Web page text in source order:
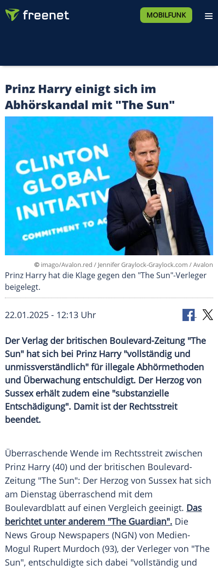
MOBILFUNK
Prinz Harry einigt sich im
Abhörskandal mit "The Sun"
© imago/Avalon.red / Jennifer Graylock-Graylock.com / Avalon
Prinz Harry hat die Klage gegen den "The Sun"-Verleger
beigelegt.
22.01.2025 - 12:13 Uhr
Der Verlag der britischen Boulevard-Zeitung "The
Sun" hat sich bei Prinz Harry "vollständig und
unmissverständlich" für illegale Abhörmethoden
und Überwachung entschuldigt. Der Herzog von
Sussex erhält zudem eine "substanzielle
Entschädigung". Damit ist der Rechtsstreit
beendet.
Überraschende Wende im Rechtsstreit zwischen
Prinz Harry (40) und der britischen Boulevard-
Zeitung "The Sun": Der Herzog von Sussex hat sich
am Dienstag überraschend mit dem
Boulevardblatt auf einen Vergleich geeinigt. Das
berichtet unter anderem "The Guardian". Die
News Group Newspapers (NGN) von Medien-
Mogul Rupert Murdoch (93), der Verleger von "The
Sun", entschuldigte sich dabei "vollständig und